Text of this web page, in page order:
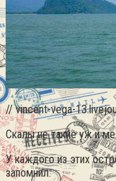
// vincent-vega-
Скалы не такие уж и
У каждого из этих
запомнил.